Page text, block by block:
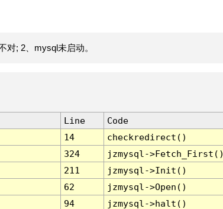
对; 2、mysql未启动。
Line
Code
14
checkredirect()
324
jzmysql-
211
jzmysql->Init()
62
jzmysql->Open()
94
jzmysql->halt()